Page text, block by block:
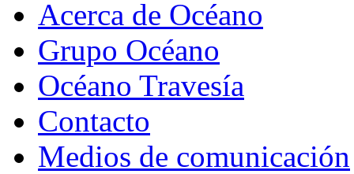
Acerca de Océano
Grupo Océano
Océano Travesía
Contacto
Medios de comunicación